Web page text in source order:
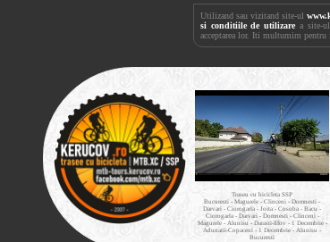
Utilizand sau vizitand site-ul
si conditiile de utilizare a site-
acceptarea lor. Iti multumim pentru
Traseu cu bicicleta SSP
Bucuresti - Magurele - Clinceni - Domnesti -
Darvari - Ciorogarla - Joita - Cosoba - Bacu -
Ciorogarla - Darvari - Domnesti - Clinceni -
Magurele - Alunisu - Darasti-Ilfov - 1 Decembrie -
Adunatii-Copaceni - 1 Decembrie - Alunisu -
Bucuresti